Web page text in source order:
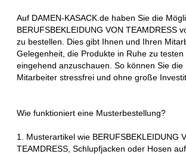
Auf DAMEN-KASACK.de haben Sie die
BERUFSBEKLEIDUNG VON TEAMDRESS
zu bestellen. Dies gibt Ihnen und Ihren
Gelegenheit, die Produkte in Ruhe zu testen
eingehend anzuschauen. So können Sie
Mitarbeiter stressfrei und ohne große
Wie funktioniert eine Musterbestellung?
1. Musterartikel wie BERUFSBEKLEIDUNG
TEAMDRESS, Schlupfjacken oder Hosen